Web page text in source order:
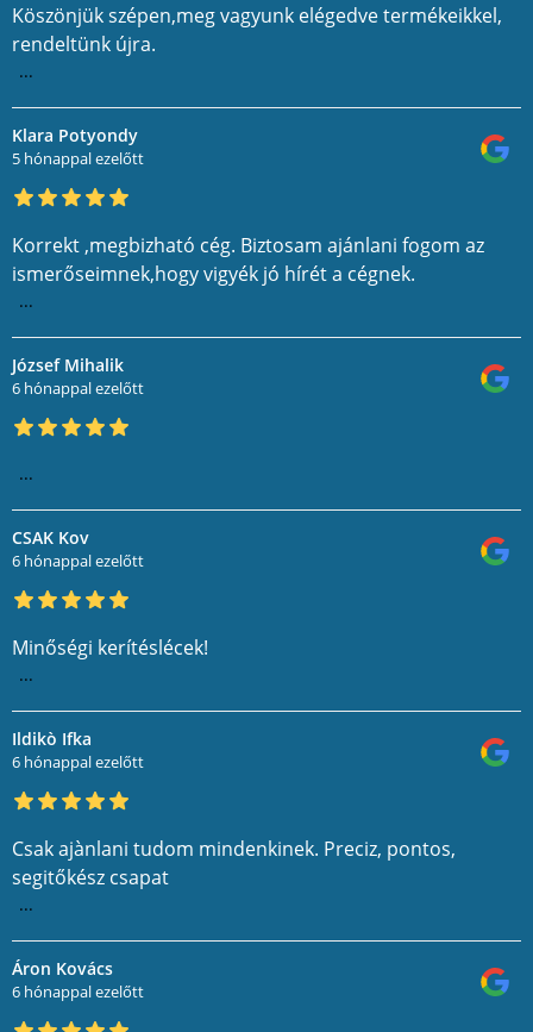
Köszönjük szépen,meg vagyunk elégedve termékeikkel,
rendeltünk újra.
...
Klara Potyondy
5 hónappal ezelőtt
Korrekt ,megbizható cég. Biztosam ajánlani fogom az
ismerőseimnek,hogy vigyék jó hírét a cégnek.
...
József Mihalik
6 hónappal ezelőtt
...
CSAK Kov
6 hónappal ezelőtt
Minőségi kerítéslécek!
...
Ildikò Ifka
6 hónappal ezelőtt
Csak ajànlani tudom mindenkinek. Preciz, pontos,
segitőkész csapat
...
Áron Kovács
6 hónappal ezelőtt